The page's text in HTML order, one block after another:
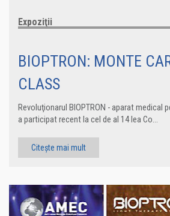
Expoziţii
BIOPTRON: MONTE
CLASS
Revoluţionarul BIOPTRON - aparat medical
a participat recent la cel de al 14 lea Co...
Citește mai mult